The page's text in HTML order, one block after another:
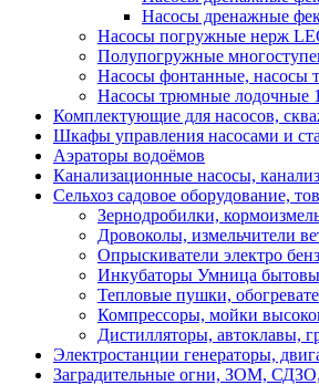
Насосы дренажные
Насосы погружные нерж
Полупогружные
Насосы фонтанные, насосы
Насосы трюмные лодочные
Комплектующие для насосов,
Шкафы управления насосами и
Аэраторы водоёмов
Канализационные насосы,
Сельхоз садовое оборудование,
Зернодробилки,
Дровоколы, измельчители
Опрыскиватели электро
Инкубаторы Умница
Тепловые пушки,
Компрессоры, мойки
Дистилляторы, автоклавы,
Электростанции генераторы,
Заградительные огни, ЗОМ,